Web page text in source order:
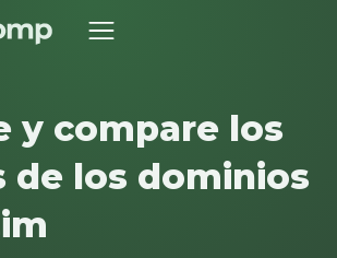
y compare los
de los dominios